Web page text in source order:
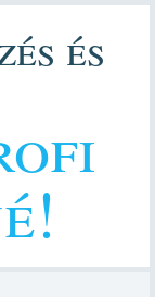
és